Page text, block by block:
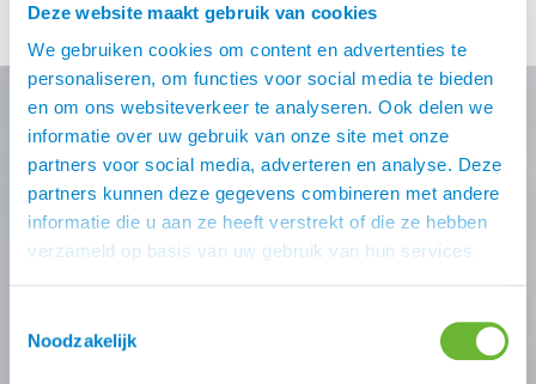
Deze website maakt gebruik van cookies
We gebruiken cookies om content en advertenties te
personaliseren, om functies voor social media te bieden
en om ons websiteverkeer te analyseren. Ook delen we
informatie over uw gebruik van onze site met onze
partners voor social media, adverteren en analyse. Deze
partners kunnen deze gegevens combineren met andere
informatie die u aan ze heeft verstrekt of die ze hebben
verzameld op basis van uw gebruik van hun services.
Noodzakelijk
toegang tot hooi te bieden, voorkom je maag- en
darmproblemen die kunnen ontstaan […]
Nooit meer de beste Atorka
deals missen?
je eerste online bestelling van ons.